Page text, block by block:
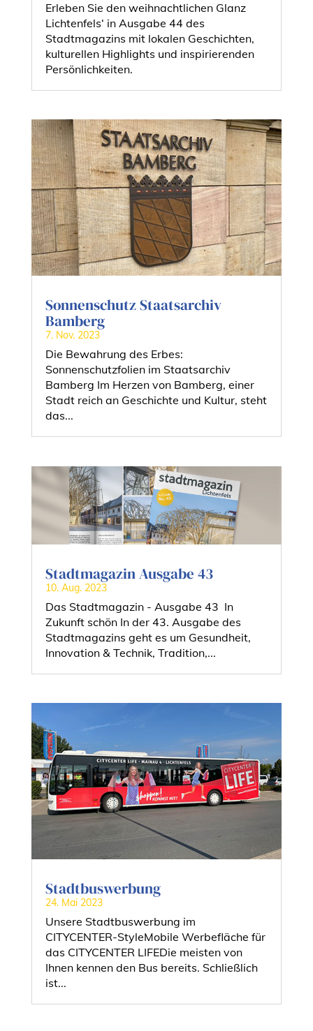
Erleben Sie den weihnachtlichen Glanz
Lichtenfels‘ in Ausgabe 44 des
Stadtmagazins mit lokalen Geschichten,
kulturellen Highlights und inspirierenden
Persönlichkeiten.
Sonnenschutz Staatsarchiv
Bamberg
7. Nov. 2023
Die Bewahrung des Erbes:
Sonnenschutzfolien im Staatsarchiv
Bamberg Im Herzen von Bamberg, einer
Stadt reich an Geschichte und Kultur, steht
das...
Stadtmagazin Ausgabe 43
10. Aug. 2023
Das Stadtmagazin - Ausgabe 43 In
Zukunft schön In der 43. Ausgabe des
Stadtmagazins geht es um Gesundheit,
Innovation & Technik, Tradition,...
Stadtbuswerbung
24. Mai 2023
Unsere Stadtbuswerbung im
CITYCENTER-StyleMobile Werbefläche für
das CITYCENTER LIFEDie meisten von
Ihnen kennen den Bus bereits. Schließlich
ist...